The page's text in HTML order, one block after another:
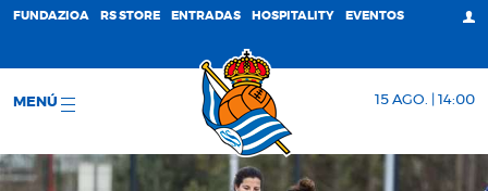
FUNDAZIOA RS STORE ENTRADAS HOSPITALITY EVENTOS
MENÚ 15 AGO. | 14:00